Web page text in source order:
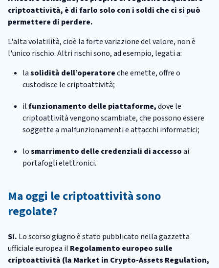
criptoattività, è di farlo solo con i soldi che ci si può
permettere di perdere.
L'alta volatilità, cioè la forte variazione del valore, non è
l'unico rischio. Altri rischi sono, ad esempio, legati a:
lasolidità dell’operatoreche emette, offre o
custodisce le criptoattività;
ilfunzionamento delle piattaforme,dove le
criptoattività vengono scambiate, che possono essere
soggette a malfunzionamenti e attacchi informatici;
losmarrimento delle credenziali di accessoai
portafogli elettronici.
Ma oggi le criptoattività sono
regolate?
Si. Lo scorso giugno è stato pubblicato nella gazzetta
ufficiale europea il Regolamento europeo sulle
criptoattività (la Market in Crypto-Assets Regulation,